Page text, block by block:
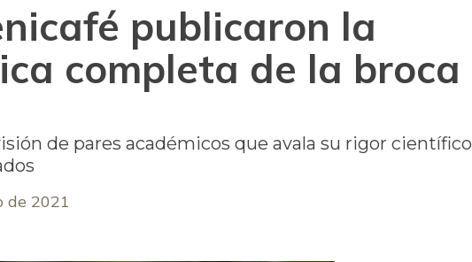
publicaron la
completa de la broca
de pares académicos que avala su rigor científico
de 2021